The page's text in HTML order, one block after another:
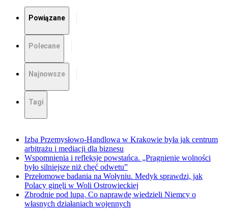
Powiązane
Polecane
Najnowsze
Tagi
Izba Przemysłowo-Handlowa w Krakowie była jak centrum
arbitrażu i mediacji dla biznesu
Wspomnienia i refleksje powstańca. „Pragnienie wolności
było silniejsze niż chęć odwetu”
Przełomowe badania na Wołyniu. Medyk sprawdzi, jak
Polacy ginęli w Woli Ostrowieckiej
Zbrodnie pod lupą. Co naprawdę wiedzieli Niemcy o
własnych działaniach wojennych